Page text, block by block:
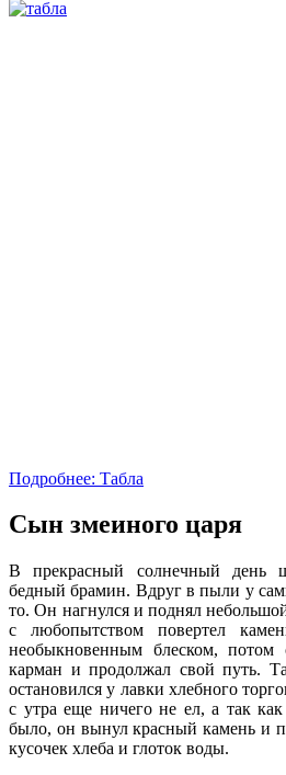
Подробнее: Табла
Сын змеиного царя
В прекрасный солнечный день
бедный брамин. Вдруг в пыли у
то. Он нагнулся и поднял
с любопытством повертел
необыкновенным блеском, потом
карман и продолжал свой путь.
остановился у лавки хлебного
с утра еще ничего не ел, а так
было, он вынул красный камень и
кусочек хлеба и глоток воды.